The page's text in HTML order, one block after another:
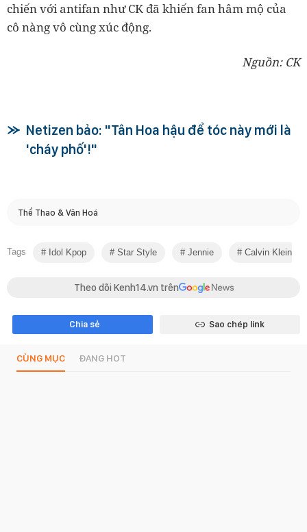
chiến với antifan như CK đã khiến fan hâm mộ của
cô nàng vô cùng xúc động.
Nguồn: CK
Netizen bảo: "Tân Hoa hậu để tóc này mới là
'cháy phố'!"
Thể Thao & Văn Hoá
Tags Idol Kpop Star Style Jennie Calvin Klein
Theo dõi Kenh14.vn trên
Chia sẻ Sao chép link
CÙNG MỤC ĐANG HOT